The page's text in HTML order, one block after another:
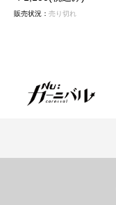
販売状況： 売り切れ